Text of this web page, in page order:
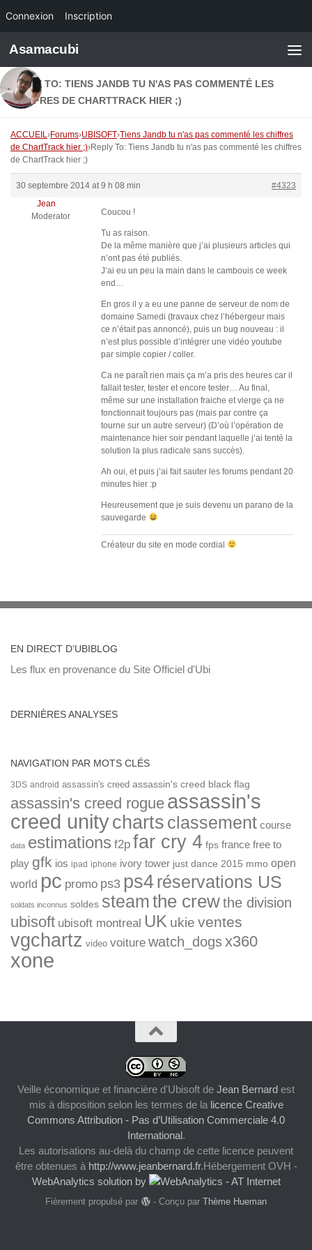
Connexion Inscription
Skip to content
Asamacubi
REPLY TO: TIENS JANDB TU N'AS PAS COMMENTÉ LES
CHIFFRES DE CHARTTRACK HIER ;)
ACCUEIL›Forums›UBISOFT›Tiens Jandb tu n'as pas commenté les chiffres
de ChartTrack hier ;)›Reply To: Tiens Jandb tu n'as pas commenté les chiffres
de ChartTrack hier ;)
30 septembre 2014 at 9 h 08 min
#4323
Jean
Moderator
Coucou !
Tu as raison.
De la même manière que j’ai plusieurs articles qui
n’ont pas été publiés.
J’ai eu un peu la main dans le cambouis ce week
end…
En gros il y a eu une panne de serveur de nom de
domaine Samedi (travaux chez l’hébergeur mais
ce n’était pas annoncé), puis un bug nouveau : il
n’est plus possible d’intégrer une vidéo youtube
par simple copier / coller.
Ca ne paraît rien mais ça m’a pris des heures car il
fallait tester, tester et encore tester… Au final,
même sur une installation fraiche et vierge ça ne
fonctionnait toujours pas (mais par contre ça
tourne sur un autre serveur) (D’où l’opération de
maintenance hier soir pendant laquelle j’ai tenté la
solution la plus radicale sans succès).
Ah oui, et puis j’ai fait sauter les forums pendant 20
minutes hier :p
Heureusement que je suis devenu un parano de la
sauvegarde
Créateur du site en mode cordial
EN DIRECT D’UBIBLOG
Les flux en provenance du Site Officiel d'Ubi
DERNIÈRES ANALYSES
NAVIGATION PAR MOTS CLÉS
3DS android assassin's creed assassin's creed black flag
assassin's creed rogue assassin's
creed unitycharts classement course
data estimations f2p far cry 4 fps france free to
play gfk ios ipad iphone ivory tower just dance 2015 mmo open
world pc promo ps3 ps4réservations US
soldats inconnus soldes steamthe crewthe division
ubisoft ubisoft montreal UK ukie ventes
vgchartz video voiture watch_dogsx360
xone
Veille économique et financière d'Ubisoft de Jean Bernard est
mis à disposition selon les termes de la licence Creative
Commons Attribution - Pas d’Utilisation Commerciale 4.0
International.
Les autorisations au-delà du champ de cette licence peuvent
être obtenues à http://www.jeanbernard.fr.Hébergement OVH -
WebAnalytics solution by
Fièrement propulsé par - Conçu par Thème Hueman